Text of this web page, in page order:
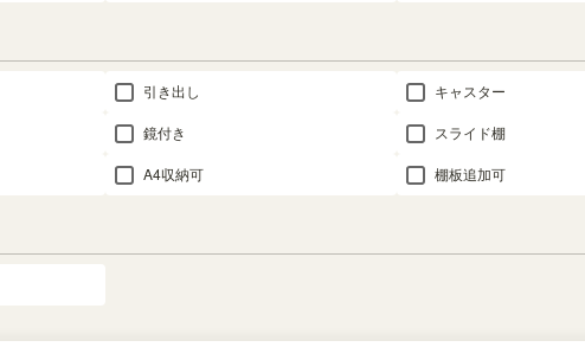
引き出し キャスター
鏡付き スライド棚
A4収納可 棚板追加可